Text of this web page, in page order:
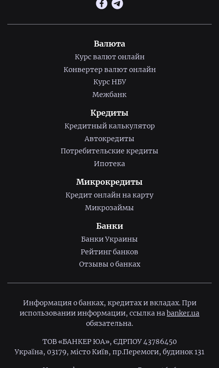
Валюта
Курс валют онлайн
Конвертер валют онлайн
Курс НБУ
Межбанк
Кредиты
Кредитный калькулятор
Автокредиты
Потребительские кредиты
Ипотека
Микрокредиты
Кредит онлайн на карту
Микрозаймы
Банки
Банки Украины
Рейтинг банков
Отзывы о банках
Информация о банках, кредитах и вкладах. При
использовании информации, ссылка наbanker.ua
обязательна.
ТОВ «БАНКЕР ЮА», ЄДРПОУ 43786450
Україна, 03179, місто Київ, пр.Перемоги, будинок 131